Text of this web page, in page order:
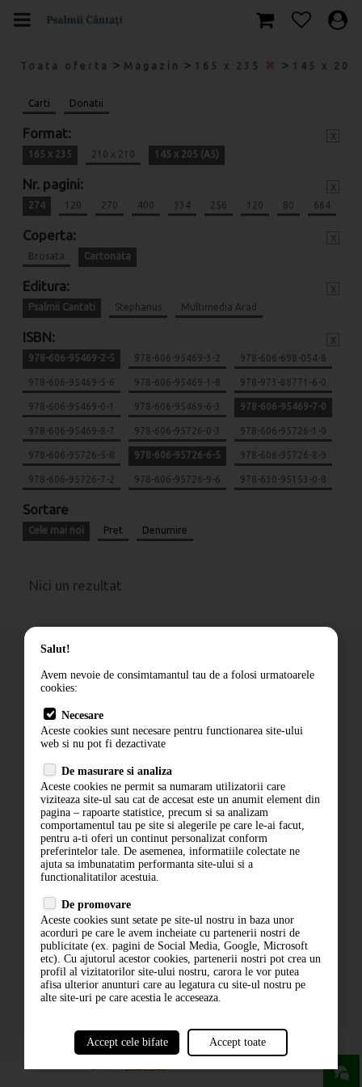
Toata oferta > Magazin > 165 x 235 > 145 x
Carti Donatii
Format:
165 x 235 210 x 210 145 x 205 (A5)
Nr. pagini:
274 120 270 400 334 256 120 80 664
Coperta:
Brosata Cartonata
Editura:
Psalmii Cantati Stephanus Multimedia Arad
ISBN:
978-606-95469-2-5 978-606-95469-3-2 978-606-698-054-8
978-606-95469-5-6 978-606-95469-1-8 978-973-88771-6-0
978-606-95469-0-1 978-606-95469-6-3 978-606-95469-7-0
978-606-95469-8-7 978-606-95726-0-3 978-606-95726-1-0
978-606-95726-5-8 978-606-95726-6-5 978-606-95726-8-9
978-606-95726-7-2 978-606-95726-9-6 978-630-95153-0-8
Sortare
Cele mai noi Pret Denumire
Nici un rezultat
Cum comand
Livrare
Contact
Politica de confidentialitate
ANPC
ABONARE LA NEWSLETTER
ABONARE
Salut!
Avem nevoie de consimtamantul tau de a folosi urmatoarele
cookies:
Necesare
Aceste cookies sunt necesare pentru functionarea site-ului
web si nu pot fi dezactivate
De masurare si analiza
Aceste cookies ne permit sa numaram utilizatorii care
viziteaza site-ul sau cat de accesat este un anumit element din
pagina – rapoarte statistice, precum si sa analizam
comportamentul tau pe site si alegerile pe care le-ai facut,
pentru a-ti oferi un continut personalizat conform
preferintelor tale. De asemenea, informatiile colectate ne
ajuta sa imbunatatim performanta site-ului si a
functionalitatilor acestuia.
De promovare
Aceste cookies sunt setate pe site-ul nostru in baza unor
acorduri pe care le avem incheiate cu partenerii nostri de
publicitate (ex. pagini de Social Media, Google, Microsoft
etc). Cu ajutorul acestor cookies, partenerii nostri pot crea un
profil al vizitatorilor site-ului nostru, carora le vor putea
afisa ulterior anunturi care au legatura cu site-ul nostru pe
alte site-uri pe care acestia le acceseaza.
Accept cele bifate Accept toate